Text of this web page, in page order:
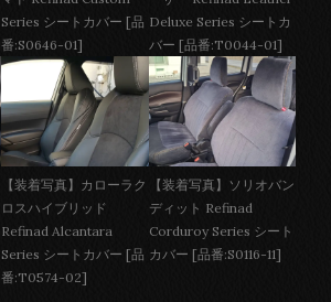
Series シートカバー [品
番:S0646-01]
Deluxe Series シートカ
バー [品番:T0044-01]
【装着写真】カローラク
ロスハイブリッド
Refinad Alcantara
Series シートカバー [品
番:T0574-02]
【装着写真】ソリオバン
ディット Refinad
Corduroy Series シート
カバー [品番:S0116-11]